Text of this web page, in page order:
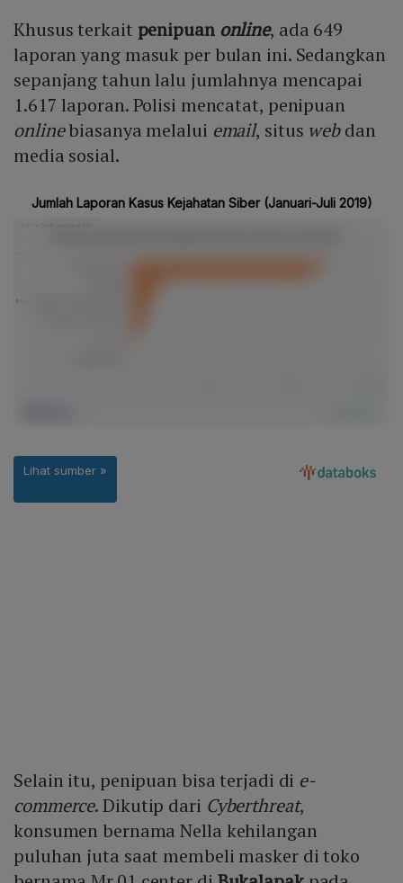
Khusus terkait penipuan online, ada 649
laporan yang masuk per bulan ini. Sedangkan
sepanjang tahun lalu jumlahnya mencapai
1.617 laporan. Polisi mencatat, penipuan
onlinebiasanya melalui email, situs webdan
media sosial.
Selain itu, penipuan bisa terjadi di e-
commerce. Dikutip dari Cyberthreat,
konsumen bernama Nella kehilangan
puluhan juta saat membeli masker di toko